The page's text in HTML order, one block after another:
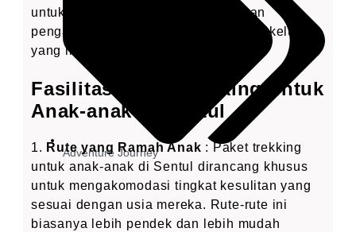
Adventure Journey
untuk anak-anak, Sentul menawarkan
pengalaman yang tak terlupakan bagi keluarga
yang mencari petualangan.
Fasilitas Paket Trekking untuk
Anak-anak di Sentul
1. Rute yang Ramah Anak : Paket trekking
untuk anak-anak di Sentul dirancang khusus
untuk mengakomodasi tingkat kesulitan yang
sesuai dengan usia mereka. Rute-rute ini
biasanya lebih pendek dan lebih mudah